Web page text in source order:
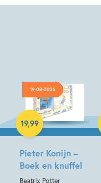
19-08-2026
Pieter Konijn –
Boek en knuffel
Beatrix Potter
19,99
Hardcover